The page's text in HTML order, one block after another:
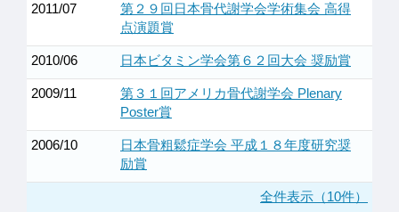
2011/07
第２９回日本骨代謝学会学術集会 高得
点演題賞
2010/06 日本ビタミン学会第６２回大会 奨励賞
2009/11
第３１回アメリカ骨代謝学会 Plenary
Poster賞
2006/10
日本骨粗鬆症学会 平成１８年度研究奨
励賞
全件表示（10件）